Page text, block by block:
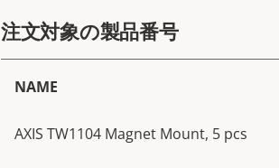
注文対象の製品番号
NAME
AXIS TW1104 Magnet Mount, 5 pcs